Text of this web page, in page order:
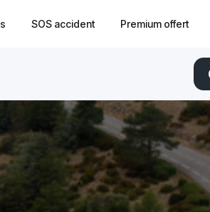
SOS accident Premium offert